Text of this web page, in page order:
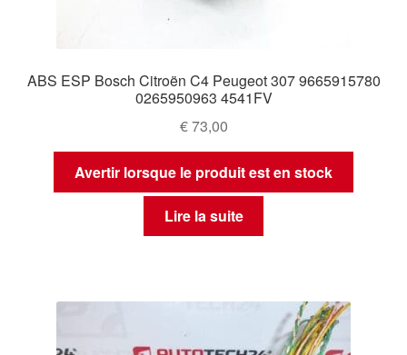
ABS ESP Bosch Citroën C4 Peugeot 307 9665915780
0265950963 4541FV
€73,00
Avertir lorsque le produit est en stock
Lire la suite